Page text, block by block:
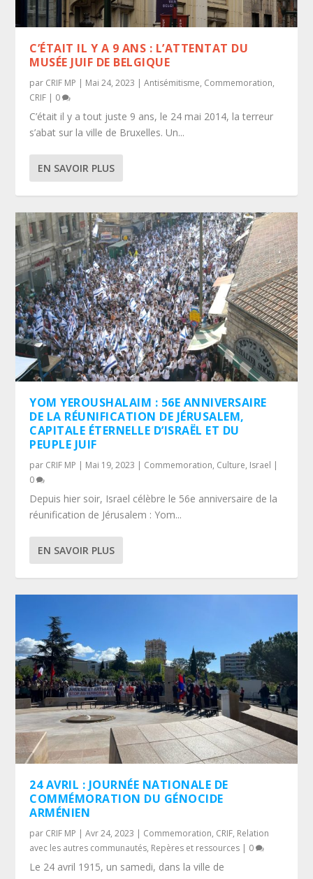
C’ÉTAIT IL Y A 9 ANS : L’ATTENTAT DU
MUSÉE JUIF DE BELGIQUE
par CRIF MP | Mai 24, 2023 |Antisémitisme, Commemoration,
CRIF | 0
C’était il y a tout juste 9 ans, le 24 mai 2014, la terreur
s’abat sur la ville de Bruxelles. Un...
EN SAVOIR PLUS
YOM YEROUSHALAIM : 56E ANNIVERSAIRE
DE LA RÉUNIFICATION DE JÉRUSALEM,
CAPITALE ÉTERNELLE D’ISRAËL ET DU
PEUPLE JUIF
par CRIF MP | Mai 19, 2023 | Commemoration, Culture, Israel |
0
Depuis hier soir, Israel célèbre le 56e anniversaire de la
réunification de Jérusalem : Yom...
EN SAVOIR PLUS
24 AVRIL : JOURNÉE NATIONALE DE
COMMÉMORATION DU GÉNOCIDE
ARMÉNIEN
par CRIF MP |Avr 24, 2023 | Commemoration, CRIF, Relation
avec les autres communautés, Repères et ressources | 0
Le 24 avril 1915, un samedi, dans la ville de